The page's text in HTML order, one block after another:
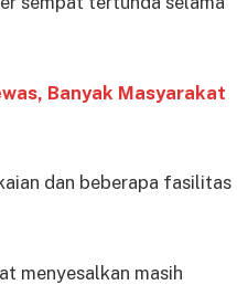
Banyak Masyarakat
dan beberapa fasilitas
menyesalkan masih